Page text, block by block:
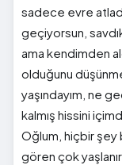
sadece evre
geçiyorsun,
ama kendimden
olduğunu
yaşındayım, ne
kalmış hissini
Oğlum, hiçbir şey
gören çok